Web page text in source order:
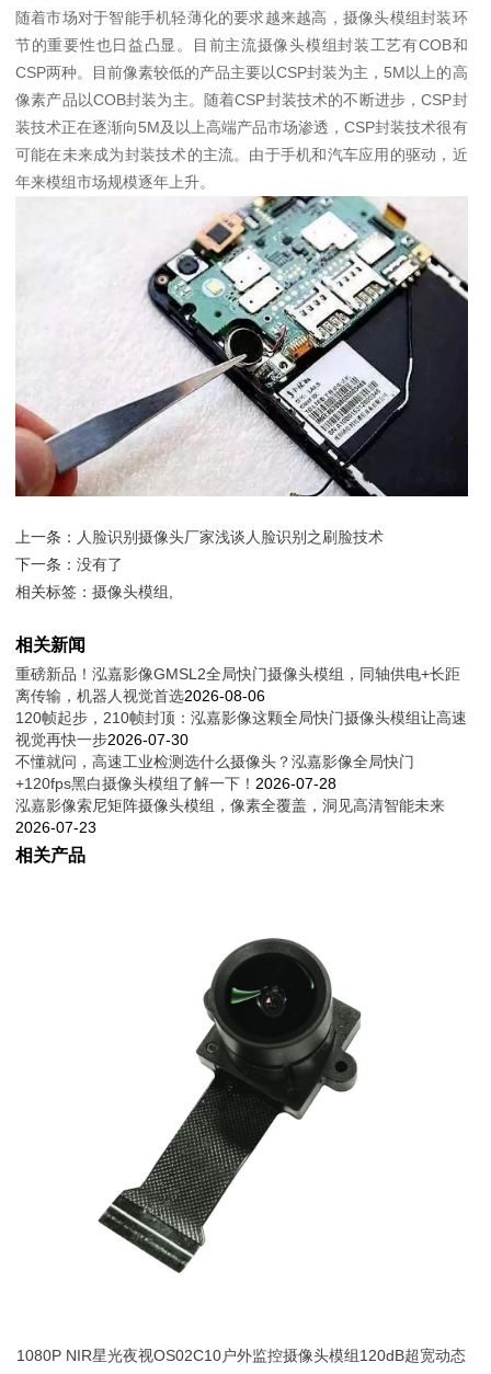
随着市场对于智能手机轻薄化的要求越来越高，摄像头模组封装环
节的重要性也日益凸显。
目前主流摄像头模组封装工艺有COB和
CSP两种。
目前像素较低的产品主要以CSP封装为主，5M以上的高
像素产品以COB封装为主。
随着CSP封装技术的不断进步，CSP封
装技术正在逐渐向5M及以上高端产品市场渗透，CSP封装技术很有
可能在未来成为封装技术的主流。 由于手机和汽车应用的驱动，近
年来模组市场规模逐年上升。
上一条： 人脸识别摄像头厂家浅谈人脸识别之刷脸技术
下一条： 没有了
相关标签： 摄像头模组,
相关新闻
重磅新品！泓嘉影像GMSL2全局快门摄像头模组，同轴供电+长距
离传输，机器人视觉首选2026-08-06
120帧起步，210帧封顶：泓嘉影像这颗全局快门摄像头模组让高速
视觉再快一步2026-07-30
不懂就问，高速工业检测选什么摄像头？泓嘉影像全局快门
+120fps黑白摄像头模组了解一下！ 2026-07-28
泓嘉影像索尼矩阵摄像头模组，像素全覆盖，洞见高清智能未来
2026-07-23
相关产品
1080P NIR星光夜视OS02C10户外监控摄像头模组120dB超宽动态